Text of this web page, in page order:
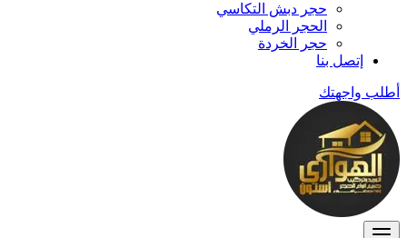
حجر دبش التكاسي
الحجر الرملي
حجر الخردة
إتصل بنا
أطلب واجهتك